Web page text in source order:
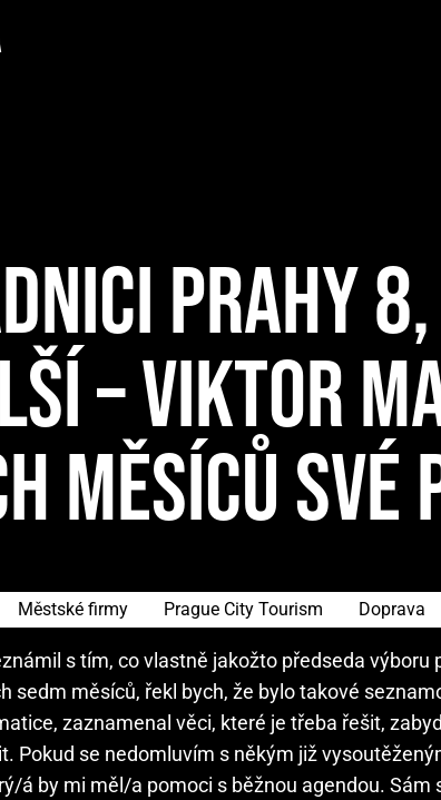
PRAHY
– VIKTOR
MĚSÍCŮ SVÉ
Městské firmy Prague City Tourism Doprava
s tím, co vlastně jakožto předseda
sedm měsíců, řekl bych, že bylo takové
zaznamenal věci, které je třeba řešit,
Pokud se nedomluvím s někým již
á by mi měl/a pomoci s běžnou agendou. Sám